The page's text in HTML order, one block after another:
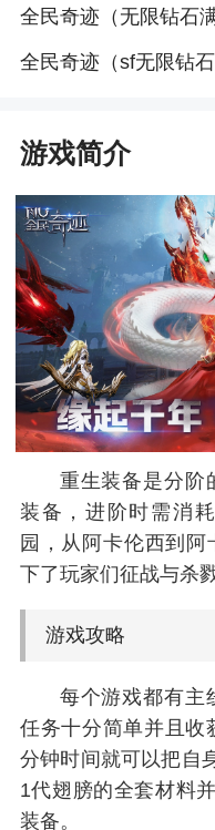
全民奇迹（无限钻石满
全民奇迹（sf无限钻石
游戏简介
重生装备是分阶
装备，进阶时需消
园，从阿卡伦西到
下了玩家们征战与杀
游戏攻略
每个游戏都有主
任务十分简单并且收
分钟时间就可以把自
1代翅膀的全套材料
装备。